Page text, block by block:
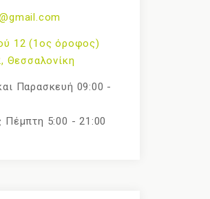
12 (1ος όροφος)
Θεσσαλονίκη
Παρασκευή 09:00 -
Πέμπτη 5:00 - 21:00